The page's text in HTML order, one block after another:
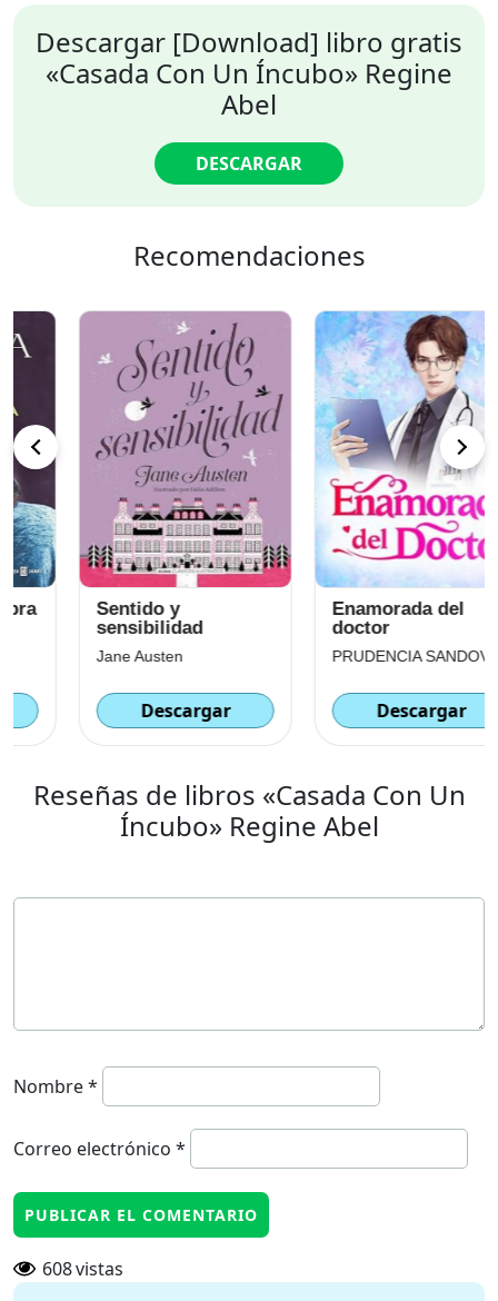
Descargar [Download] libro gratis
«Casada Con Un Íncubo» Regine
Abel
DESCARGAR
Recomendaciones
Sentido y
sensibilidad
Jane Austen
Descargar
Enamorada del
doctor
PRUDENCIA SANDOVAL
Descargar
Reseñas de libros «Casada Con Un
Íncubo» Regine Abel
Nombre*
Correo electrónico *
608vistas